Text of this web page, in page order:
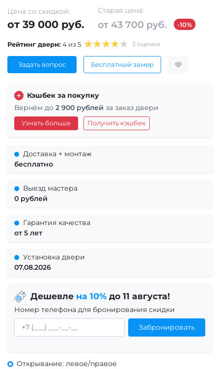
Цена со скидкой:
от 39 000 руб.
Старая цена:
от 43 700 руб. -10%
Рейтинг двери: 4 из 5 3 оценки
Задать вопрос Бесплатный замер
Кэшбек за покупку
Вернём до 2 900 рублей за заказ двери
Узнать больше Получить кэшбек
Доставка + монтаж
бесплатно
Выезд мастера
0 рублей
Гарантия качества
от 5 лет
Установка двери
07.08.2026
Дешевле на 10%до 11 августа!
Номер телефона для бронирования скидки
Забронировать
Открывание: левое/правое